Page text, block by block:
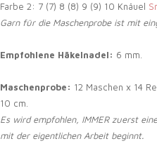
Farbe 2: 7 (7) 8 (8) 9 (9) 10 Knäuel
Garn für die Maschenprobe ist mit
Empfohlene Häkelnadel: 6 mm.
Maschenprobe: 12 Maschen x 14
10 cm.
Es wird empfohlen, IMMER zuerst
mit der eigentlichen Arbeit beginnt.